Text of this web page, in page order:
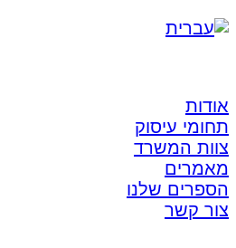
אודות
תחומי עיסוק
צוות המשרד
מאמרים
הספרים שלנו
צור קשר